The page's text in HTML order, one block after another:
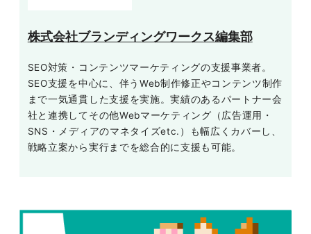
株式会社ブランディングワークス編集部
SEO対策・コンテンツマーケティングの支援事業者。
SEO支援を中心に、伴うWeb制作修正やコンテンツ制作
まで一気通貫した支援を実施。実績のあるパートナー会
社と連携してその他Webマーケティング（広告運用・
SNS・メディアのマネタイズetc.）も幅広くカバーし、
戦略立案から実行までを総合的に支援も可能。